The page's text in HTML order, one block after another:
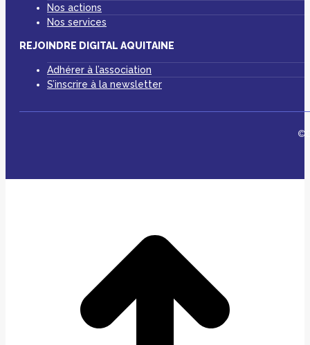
Nos actions
Nos services
REJOINDRE DIGITAL AQUITAINE
Adhérer à l’association
S’inscrire à la newsletter